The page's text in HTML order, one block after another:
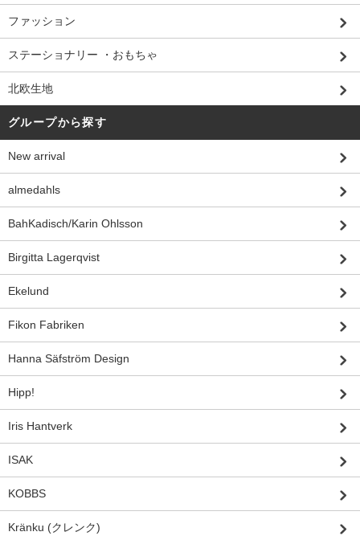
ファッション
ステーショナリー ・おもちゃ
北欧生地
グループから探す
New arrival
almedahls
BahKadisch/Karin Ohlsson
Birgitta Lagerqvist
Ekelund
Fikon Fabriken
Hanna Säfström Design
Hipp!
Iris Hantverk
ISAK
KOBBS
Kränku (クレンク)